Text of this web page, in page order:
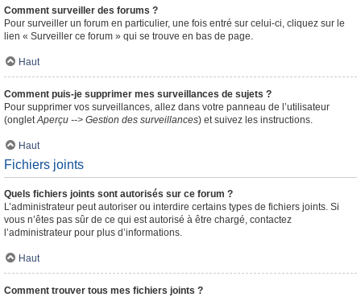
Comment surveiller des forums ?
Pour surveiller un forum en particulier, une fois entré sur celui-ci, cliquez sur le
lien « Surveiller ce forum » qui se trouve en bas de page.
Haut
Comment puis-je supprimer mes surveillances de sujets ?
Pour supprimer vos surveillances, allez dans votre panneau de l’utilisateur
(ongletAperçu --> Gestion des surveillances) et suivez les instructions.
Haut
Fichiers joints
Quels fichiers joints sont autorisés sur ce forum ?
L’administrateur peut autoriser ou interdire certains types de fichiers joints. Si
vous n’êtes pas sûr de ce qui est autorisé à être chargé, contactez
l’administrateur pour plus d’informations.
Haut
Comment trouver tous mes fichiers joints ?